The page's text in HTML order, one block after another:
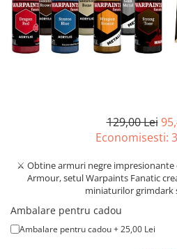
Playmats
Deck Boxes/Cutii pentru carti
Portofolii/ Clasoare pentru carti
Alte produse Hobby
Merch Lex Hobby Store
Pop Culture
Sepci
129,00 Lei
Economisesti:
⚔️ Obtine armuri negre impresionante
Armour, setul Warpaints Fanatic
miniaturilor grimdark
Ambalare pentru cadou
Ambalare pentru cadou + 25,00 Lei